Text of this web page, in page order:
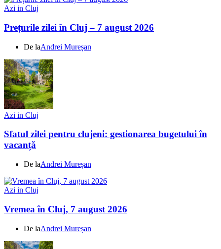
Azi in Cluj
Prețurile zilei în Cluj – 7 august 2026
De laAndrei Mureșan
Azi in Cluj
Sfatul zilei pentru clujeni: gestionarea bugetului în
vacanță
De laAndrei Mureșan
Azi in Cluj
Vremea în Cluj, 7 august 2026
De laAndrei Mureșan